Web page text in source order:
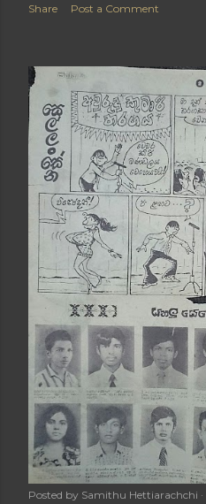
Share Post a Comment
Posted by Samithu Hettiarachchi